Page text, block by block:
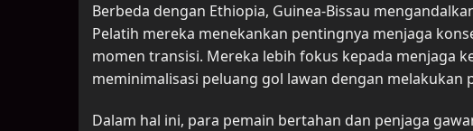
Berbeda dengan Ethiopia, Guinea-Bissau
Pelatih mereka menekankan pentingnya menjaga
momen transisi. Mereka lebih fokus kepada menjaga
meminimalisasi peluang gol lawan dengan melakukan
Dalam hal ini, para pemain bertahan dan penjaga